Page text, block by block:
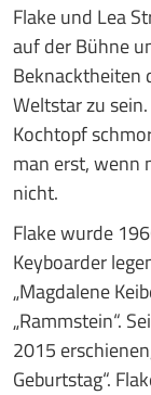
Flake und Lea
auf der Bühne
Beknacktheiten
Weltstar zu
Kochtopf
man erst, wenn
nicht.
Flake wurde
Keyboarder
„Magdalene
„Rammstein“.
2015
Geburtstag“.